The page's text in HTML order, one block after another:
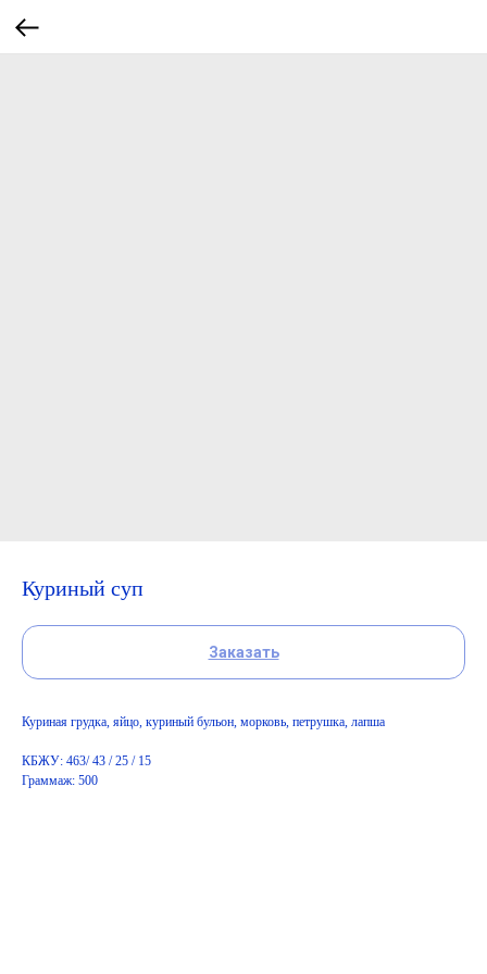
Куриный суп
Заказать
Куриная грудка, яйцо, куриный бульон, морковь, петрушка, лапша
КБЖУ: 463/ 43 / 25 / 15
Граммаж: 500